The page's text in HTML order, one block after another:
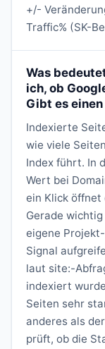
+/-
Traffic% (SK-
Was
ich, ob
Gibt es
Indexierte
wie viele
Index führt. In
Wert bei
ein Klick öffnet
Gerade
eigene
Signal
laut site:-
indexiert
Seiten sehr
anderes als
prüft, ob die